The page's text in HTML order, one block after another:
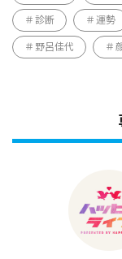
診断 運勢
野呂佳代